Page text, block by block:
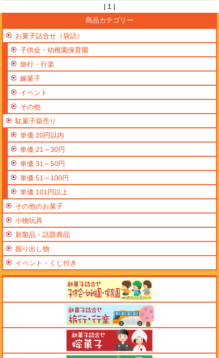
| 1 |
商品カテゴリー
お菓子詰合せ（袋詰）
子供会・幼稚園保育園
旅行・行楽
嫁菓子
イベント
その他
駄菓子箱売り
単価 20円以内
単価 21～30円
単価 31～50円
単価 51～100円
単価 101円以上
その他のお菓子
小物玩具
新製品・話題商品
掘り出し物
イベント・くじ付き